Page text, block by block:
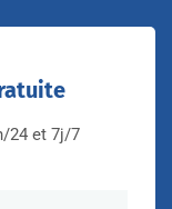
24 et 7j/7